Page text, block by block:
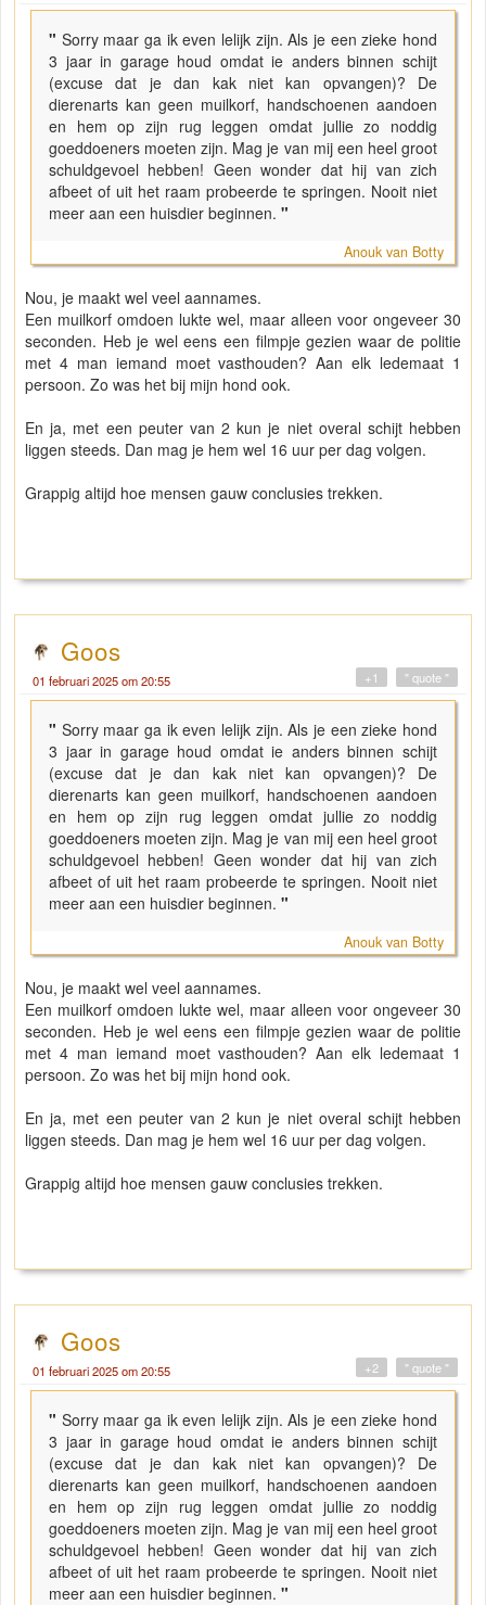
" Sorry maar ga ik even lelijk zijn. Als je een zieke hond
3 jaar in garage houd omdat ie anders binnen schijt
(excuse dat je dan kak niet kan opvangen)? De
dierenarts kan geen muilkorf, handschoenen aandoen
en hem op zijn rug leggen omdat jullie zo noddig
goeddoeners moeten zijn. Mag je van mij een heel groot
schuldgevoel hebben! Geen wonder dat hij van zich
afbeet of uit het raam probeerde te springen. Nooit niet
meer aan een huisdier beginnen. "
Anouk van Botty
Nou, je maakt wel veel aannames.
Een muilkorf omdoen lukte wel, maar alleen voor ongeveer 30
seconden. Heb je wel eens een filmpje gezien waar de politie
met 4 man iemand moet vasthouden? Aan elk ledemaat 1
persoon. Zo was het bij mijn hond ook.
En ja, met een peuter van 2 kun je niet overal schijt hebben
liggen steeds. Dan mag je hem wel 16 uur per dag volgen.
Grappig altijd hoe mensen gauw conclusies trekken.
Goos
01 februari 2025 om 20:55 " quote "
+1
" Sorry maar ga ik even lelijk zijn. Als je een zieke hond
3 jaar in garage houd omdat ie anders binnen schijt
(excuse dat je dan kak niet kan opvangen)? De
dierenarts kan geen muilkorf, handschoenen aandoen
en hem op zijn rug leggen omdat jullie zo noddig
goeddoeners moeten zijn. Mag je van mij een heel groot
schuldgevoel hebben! Geen wonder dat hij van zich
afbeet of uit het raam probeerde te springen. Nooit niet
meer aan een huisdier beginnen. "
Anouk van Botty
Nou, je maakt wel veel aannames.
Een muilkorf omdoen lukte wel, maar alleen voor ongeveer 30
seconden. Heb je wel eens een filmpje gezien waar de politie
met 4 man iemand moet vasthouden? Aan elk ledemaat 1
persoon. Zo was het bij mijn hond ook.
En ja, met een peuter van 2 kun je niet overal schijt hebben
liggen steeds. Dan mag je hem wel 16 uur per dag volgen.
Grappig altijd hoe mensen gauw conclusies trekken.
Goos
01 februari 2025 om 20:55 " quote "
+2
" Sorry maar ga ik even lelijk zijn. Als je een zieke hond
3 jaar in garage houd omdat ie anders binnen schijt
(excuse dat je dan kak niet kan opvangen)? De
dierenarts kan geen muilkorf, handschoenen aandoen
en hem op zijn rug leggen omdat jullie zo noddig
goeddoeners moeten zijn. Mag je van mij een heel groot
schuldgevoel hebben! Geen wonder dat hij van zich
afbeet of uit het raam probeerde te springen. Nooit niet
meer aan een huisdier beginnen. "